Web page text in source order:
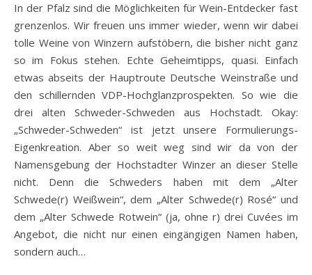
In der Pfalz sind die Möglichkeiten für Wein-Entdecker fast
grenzenlos. Wir freuen uns immer wieder, wenn wir dabei
tolle Weine von Winzern aufstöbern, die bisher nicht ganz
so im Fokus stehen. Echte Geheimtipps, quasi. Einfach
etwas abseits der Hauptroute Deutsche Weinstraße und
den schillernden VDP-Hochglanzprospekten. So wie die
drei alten Schweder-Schweden aus Hochstadt. Okay:
„Schweder-Schweden“ ist jetzt unsere Formulierungs-
Eigenkreation. Aber so weit weg sind wir da von der
Namensgebung der Hochstadter Winzer an dieser Stelle
nicht. Denn die Schweders haben mit dem „Alter
Schwede(r) Weißwein“, dem „Alter Schwede(r) Rosé“ und
dem „Alter Schwede Rotwein“ (ja, ohne r) drei Cuvées im
Angebot, die nicht nur einen eingängigen Namen haben,
sondern auch…